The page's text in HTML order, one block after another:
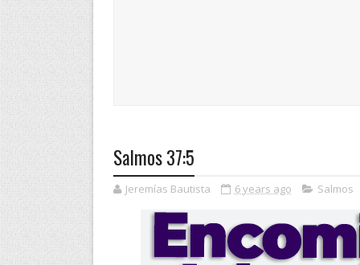
Salmos 37:5
Jeremías Bautista 6 years ago Salmos